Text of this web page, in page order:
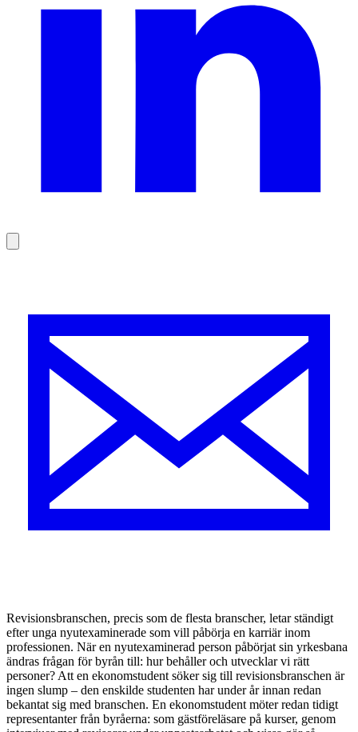
Revisionsbranschen, precis som de flesta branscher, letar ständigt
efter unga nyutexaminerade som vill påbörja en karriär inom
professionen. När en nyutexaminerad person påbörjat sin yrkesbana
ändras frågan för byrån till: hur behåller och utvecklar vi rätt
personer? Att en ekonomstudent söker sig till revisionsbranschen är
ingen slump – den enskilde studenten har under år innan redan
bekantat sig med branschen. En ekonomstudent möter redan tidigt
representanter från byråerna: som gästföreläsare på kurser, genom